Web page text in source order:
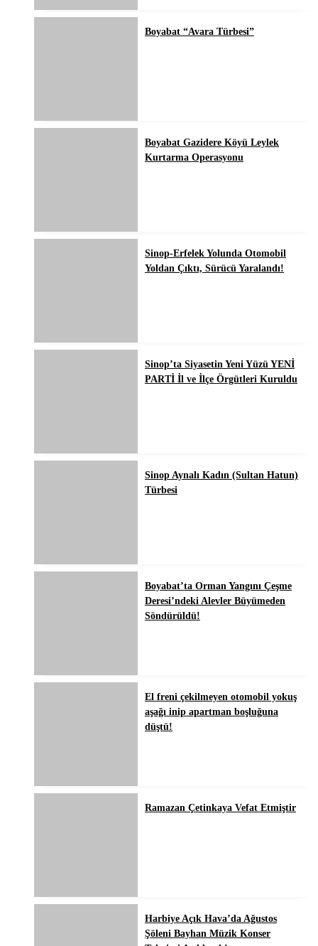
Boyabat “Avara Türbesi”
Boyabat Gazidere Köyü Leylek
Kurtarma Operasyonu
Sinop-Erfelek Yolunda Otomobil
Yoldan Çıktı, Sürücü Yaralandı!
Sinop’ta Siyasetin Yeni Yüzü YENİ
PARTİ İl ve İlçe Örgütleri Kuruldu
Sinop Aynalı Kadın (Sultan Hatun)
Türbesi
Boyabat’ta Orman Yangını Çeşme
Deresi’ndeki Alevler Büyümeden
Söndürüldü!
El freni çekilmeyen otomobil yokuş
aşağı inip apartman boşluğuna
düştü!
Ramazan Çetinkaya Vefat Etmiştir
Harbiye Açık Hava’da Ağustos
Şöleni Bayhan Müzik Konser